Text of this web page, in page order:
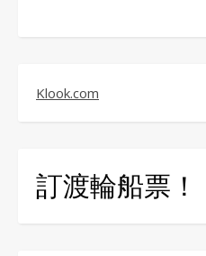
Klook.com
訂渡輪船票！